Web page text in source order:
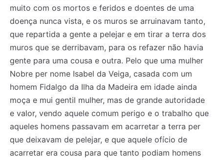
muito com os mortos e feridos e doentes de uma
doença nunca vista, e os muros se arruinavam tanto,
que repartida a gente a pelejar e em tirar a terra dos
muros que se derribavam, para os refazer não havia
gente para uma cousa e outra. Pelo que uma mulher
Nobre per nome Isabel da Veiga, casada com um
homem Fidalgo da Ilha da Madeira em idade ainda
moça e mui gentil mulher, mas de grande autoridade
e valor, vendo aquele comum perigo e o trabalho que
aqueles homens passavam em acarretar a terra per
que deixavam de pelejar, e que aquele ofício de
acarretar era cousa para que tanto podiam homens